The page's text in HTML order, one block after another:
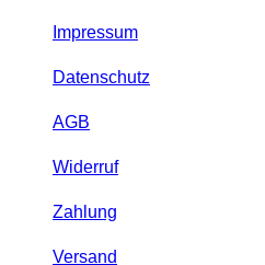
Impressum
Datenschutz
AGB
Widerruf
Zahlung
Versand